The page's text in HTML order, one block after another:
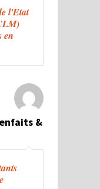
l'Etat
en
&